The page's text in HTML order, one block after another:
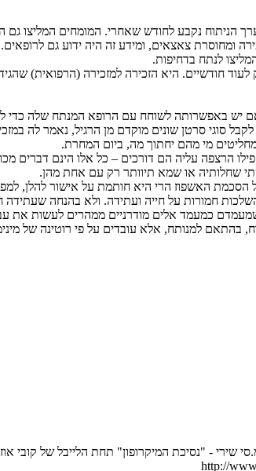
הניתוח נקבע לחודש שאחרי. המומחים המליצו
ומחוסרת צאצאים, ומידע זה היה ידוע גם
לנתח בדחיפות.
חודשיים. היא הזכירה למזכירה (הרפואית)
באפשרותה לשוחח עם הרופא המנתח שלה כדי
לקבל סוגי סרטן שונים מוקדם מן הרגיל, נאמר לה
מי מהם יחתוך מה, ביום המחרת.
הרצפה עליה הם דורכים – כל אלו הינם
שחלותיה או שמא תיוותר רק עם אחת מהן.
האשפוז הרי היא חותמת על אישור להלן,
חמורות על חייה ועתידה. ולא בהנחה
כמעמד אלים מודרניים ממהרים לעשות
בהתאם למנותח, אלא עובדים על פי רוטינה של
ב - 2005 אלבום ראפ-רוק בשם אמ.סי שירי - "נסיכת